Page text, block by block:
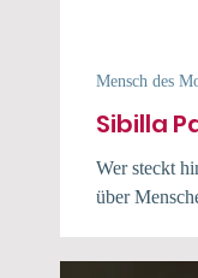
Sibilla
Wer steckt
über
Mensch des